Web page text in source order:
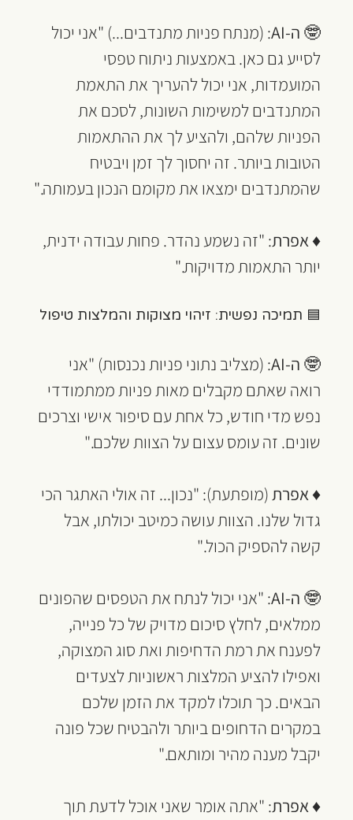
🤓 ה-AI
: (מנתח פניות מתנדבים...) "אני יכול
לסייע גם כאן. באמצעות ניתוח טפסי
המועמדות, אני יכול להעריך את התאמת
המתנדבים למשימות השונות, לסכם את
הפניות שלהם, ולהציע לך את ההתאמות
הטובות ביותר. זה יחסוך לך זמן ויבטיח
שהמתנדבים ימצאו את מקומם הנכון בעמותה."
♦ אפרת: "זה נשמע נהדר. פחות עבודה ידנית,
יותר התאמות מדויקות."
🟦 תמיכה נפשית: זיהוי מצוקות והמלצות טיפול
🤓 ה-AI
: (מצליב נתוני פניות נכנסות) "אני
רואה שאתם מקבלים מאות פניות ממתמודדי
נפש מדי חודש, כל אחת עם סיפור אישי וצרכים
שונים. זה עומס עצום על הצוות שלכם."
♦ אפרת (מופתעת): "נכון... זה אולי האתגר הכי
גדול שלנו. הצוות עושה כמיטב יכולתו, אבל
קשה להספיק הכול."
🤓 ה-AI
: "אני יכול לנתח את הטפסים שהפונים
ממלאים, לחלץ סיכום מדויק של כל פנייה,
לפענח את רמת הדחיפות ואת סוג המצוקה,
ואפילו להציע המלצות ראשוניות לצעדים
הבאים. כך תוכלו למקד את הזמן שלכם
במקרים הדחופים ביותר ולהבטיח שכל פונה
יקבל מענה מהיר ומותאם."
♦ אפרת: "אתה אומר שאני אוכל לדעת תוך